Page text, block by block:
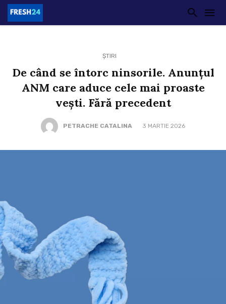
ȘTIRI
De când se întorc ninsorile. Anunțul
ANM care aduce cele mai proaste
vești. Fără precedent
PETRACHE CATALINA 3 MARTIE 2026